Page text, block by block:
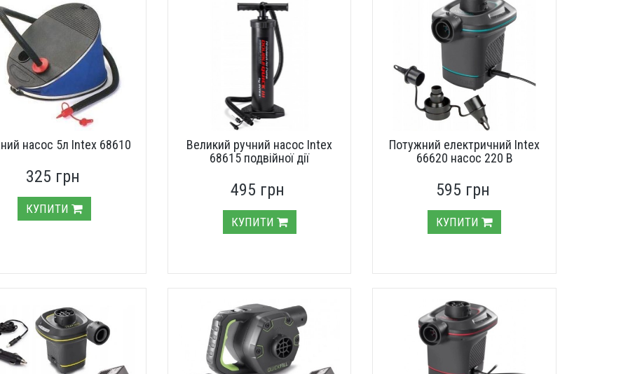
насос 5л Intex 68610
325 грн
КУПИТИ
Великий ручний насос Intex
68615 подвійної дії
495 грн
КУПИТИ
Потужний електричний Intex
66620 насос 220 В
595 грн
КУПИТИ